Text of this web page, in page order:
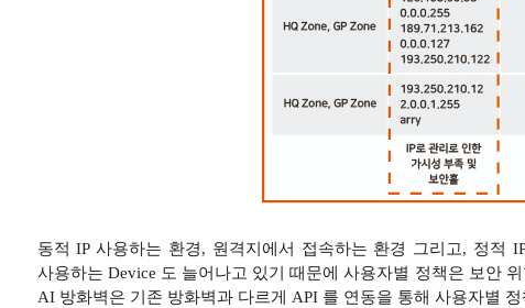
동적 IP 사용하는 환경, 원격지에서 접속하는 환경 그리고, 정적
사용하는 Device 도 늘어나고 있기 때문에 사용자별 정책은 보안
AI 방화벽은 기존 방화벽과 다르게 API 를 연동을 통해 사용자별